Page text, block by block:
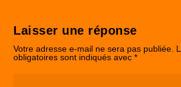
Laisser une réponse
Votre adresse e-mail ne sera pas publiée.
obligatoires sont indiqués avec*